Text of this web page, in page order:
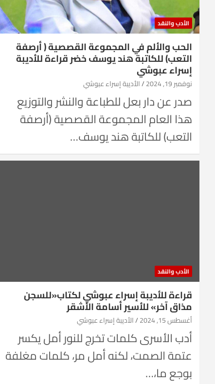
الأدب والنقد
الحب والألم في المجموعة القصصية ( أرصفة
التعب) للكاتبة هند يوسف خضر قراءة للأديبة
إسراء عبوشي
نوفمبر 19, 2024 الأديبة إسراء عبوشي
صدر عن دار بعل للطباعة والنشر والتوزيع
هذا العام المجموعة القصصية (أرصفة
التعب) للكاتبة هند يوسف…
الأدب والنقد
قراءة للأديبة إسراء عبوشي لكتاب«للسجن
مذاق آخر» للأسير أسامة الأشقر
أغسطس 15, 2024 الأديبة إسراء عبوشي
أدب الأسرى كلمات تخرج للنور أمل يكسر
عتمة الصمت، لكنه أمل مر، كلمات مغلفة
بوجع ما،…